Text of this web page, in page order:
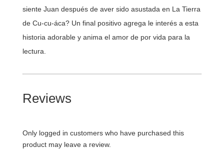
siente Juan después de aver sido asustada en La Tierra
de Cu-cu-áca? Un final positivo agrega le interés a esta
historia adorable y anima el amor de por vida para la
lectura.
Reviews
Only logged in customers who have purchased this
product may leave a review.